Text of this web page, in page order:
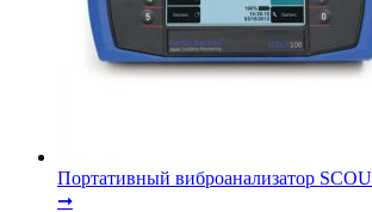
Портативный виброанализатор
➞